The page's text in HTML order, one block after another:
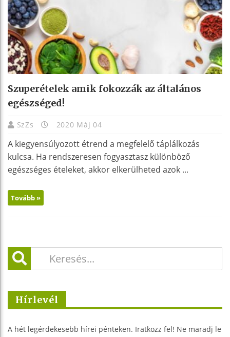
Szuperételek amik fokozzák az általános
egészséged!
SzZs 2020 Máj 04
A kiegyensúlyozott étrend a megfelelő táplálkozás
kulcsa. Ha rendszeresen fogyasztasz különböző
egészséges ételeket, akkor elkerülheted azok ...
Tovább »
Hírlevél
A hét legérdekesebb hírei pénteken. Iratkozz fel! Ne maradj le